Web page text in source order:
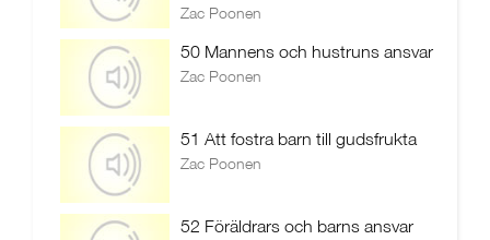
Zac Poonen
50 Mannens och hustruns ansvar
Zac Poonen
51 Att fostra barn till gudsfrukta
Zac Poonen
52 Föräldrars och barns ansvar